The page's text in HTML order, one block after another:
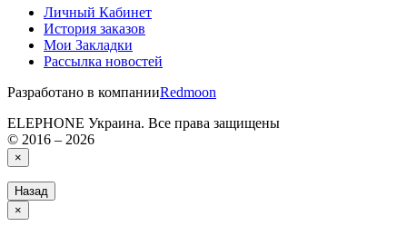
Личный Кабинет
История заказов
Мои Закладки
Рассылка новостей
Разработано в компанииRedmoon
ELEPHONE Украина. Все права защищены
© 2016 – 2026
×
Назад
×